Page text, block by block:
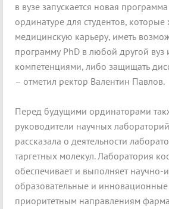
в вузе запускается новая
ординатуре для студентов, которые
медицинскую карьеру, иметь
программу PhD в любой другой вуз
компетенциями, либо защищать
– отметил ректор Валентин Павлов.
Перед будущими ординаторами
руководители научных
рассказала о деятельности
таргетных молекул. Лаборатория
обеспечивает и выполняет научно-
образовательные и
приоритетным направлениям